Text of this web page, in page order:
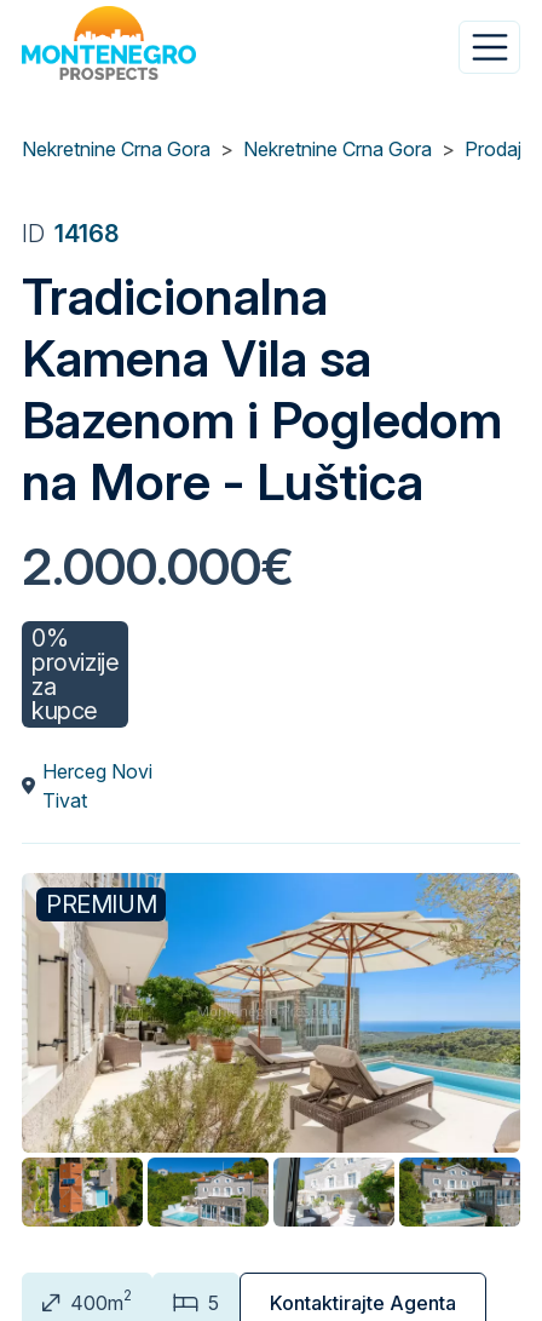
Nekretnine Crna Gora
Nekretnine Crna Gora Prodaja
PREMIUM
ID 14168
Tradicionalna
Kamena Vila sa
Bazenom i Pogledom
na More - Luštica
2.000.000€
0%
provizije
za
kupce
Herceg Novi
Tivat
400m2 5 Kontaktirajte Agenta